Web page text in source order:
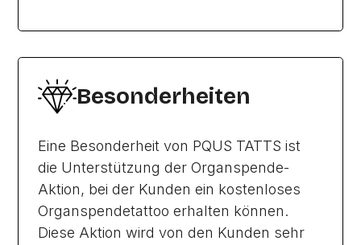
Besonderheiten
Eine Besonderheit von PQUS TATTS ist
die Unterstützung der Organspende-
Aktion, bei der Kunden ein kostenloses
Organspendetattoo erhalten können.
Diese Aktion wird von den Kunden sehr